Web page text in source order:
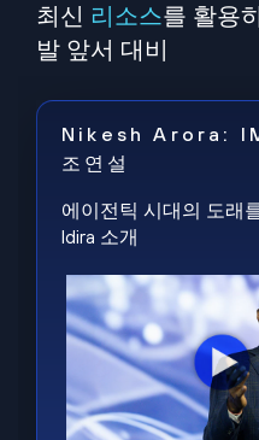
최신 리소스를 활용
발 앞서 대비
Nikesh Arora:
조연설
에이전틱 시대의 도래
Idira 소개